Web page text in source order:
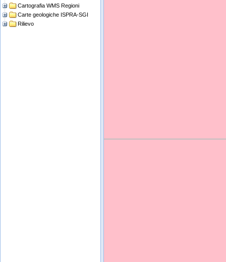
Cartografia WMS Regioni
Carte geologiche ISPRA-SGI
Rilievo